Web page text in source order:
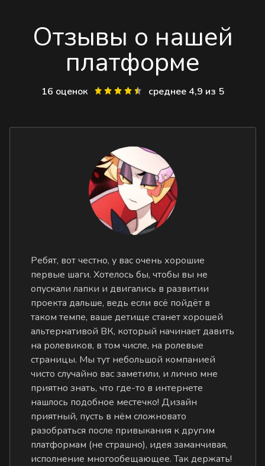
Отзывы о нашей
платформе
16 оценок среднее 4,9 из 5
Ребят, вот честно, у вас очень хорошие
первые шаги. Хотелось бы, чтобы вы не
опускали лапки и двигались в развитии
проекта дальше, ведь если всё пойдёт в
таком темпе, ваше детище станет хорошей
альтернативой ВК, который начинает давить
на ролевиков, в том числе, на ролевые
страницы. Мы тут небольшой компанией
чисто случайно вас заметили, и лично мне
приятно знать, что где-то в интернете
нашлось подобное местечко! Дизайн
приятный, пусть в нём сложновато
разобраться после привыкания к другим
платформам (не страшно), идея заманчивая,
исполнение многообещающее. Так держать!